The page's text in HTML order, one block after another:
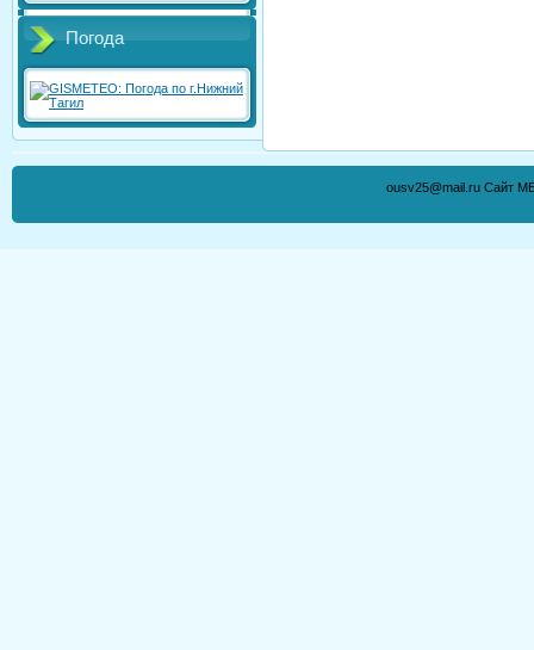
Погода
ousv25@mail.ru Сайт